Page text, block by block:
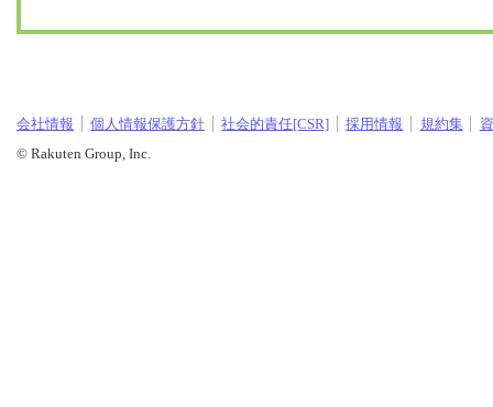
会社情報 個人情報保護方針 社会的責任[CSR] 採用情報 規約集
© Rakuten Group, Inc.